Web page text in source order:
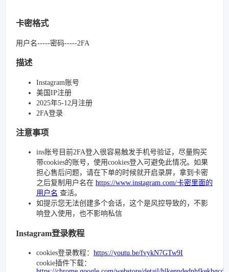
卡密格式
用户名-----密码-----2FA
描述
Instagram账号
美国IP注册
2025年5-12月注册
2FA登录
注意事项
ins账号目前2FA登入很容易触发手机号验证，尽量购买
带cookies的账号，使用cookies登入可避免此情况。如果
担心售后问题，请在下单的时候就开启录屏，拿到卡密
之后复制用户名在 https://www.instagram.com/卡密里面的
用户名 查活。
如提示您无法创建多个会话，这个是风控导致的，不影
响登入使用，也不影响私信
Instagram登录教程
cookies登录教程： https://youtu.be/fvykN7GTw9I
cookie插件下载：